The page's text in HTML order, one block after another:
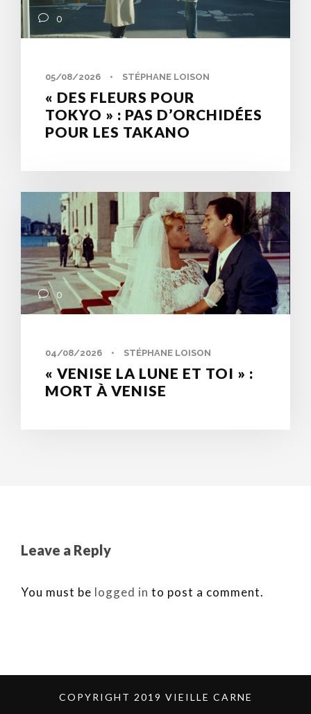
0
05/08/2026 • STÉPHANE LOISON
« DES FLEURS POUR
TOKYO » : PAS D’ORCHIDÉES
POUR LES TAKANO
0
04/08/2026 • STÉPHANE LOISON
« VENISE LA LUNE ET TOI » :
MORT À VENISE
Leave a Reply
You must be logged in to post a comment.
COPYRIGHT 2019 VIEILLE CARNE